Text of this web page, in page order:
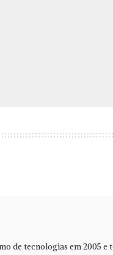
de tecnologias em 2005